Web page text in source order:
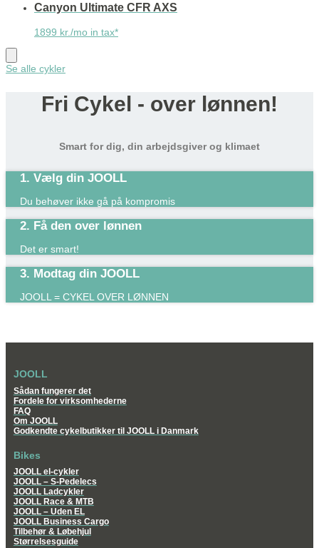
Canyon Ultimate CFR AXS
1899 kr./mo in tax*
Se alle cykler
Fri Cykel - over lønnen!
Smart for dig, din arbejdsgiver og klimaet
1. Vælg din JOOLL
Du behøver ikke gå på kompromis
2. Få den over lønnen
Det er smart!​
3. Modtag din JOOLL
JOOLL = CYKEL OVER LØNNEN
JOOLL
Sådan fungerer det
Fordele for virksomhederne
FAQ
Om JOOLL
Godkendte cykelbutikker til JOOLL i Danmark
Bikes
JOOLL el-cykler
JOOLL – S-Pedelecs
JOOLL Ladcykler
JOOLL Race & MTB
JOOLL – Uden EL
JOOLL Business Cargo
Tilbehør & Løbehjul
Størrelsesguide